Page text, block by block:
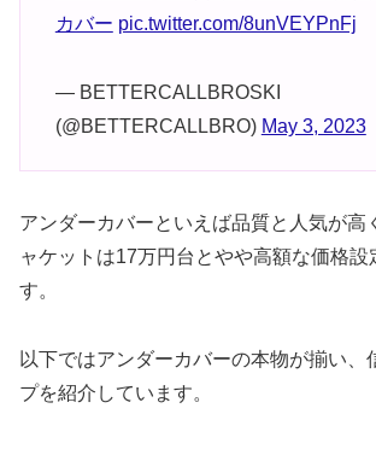
カバー pic.twitter.com/8unVEYPnFj
— BETTERCALLBROSKI
(@BETTERCALLBRO) May 3, 2023
アンダーカバーといえば品質と人気が高
ャケットは17万円台とやや高額な価格設
す。
以下ではアンダーカバーの本物が揃い、
プを紹介しています。